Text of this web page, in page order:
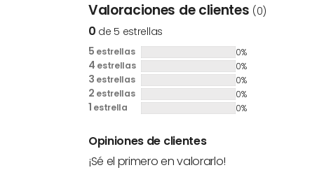
Valoraciones de clientes (0)
0 de 5 estrellas
5 estrellas 0%
4 estrellas 0%
3 estrellas 0%
2 estrellas 0%
1 estrella 0%
Opiniones de clientes
¡Sé el primero en valorarlo!